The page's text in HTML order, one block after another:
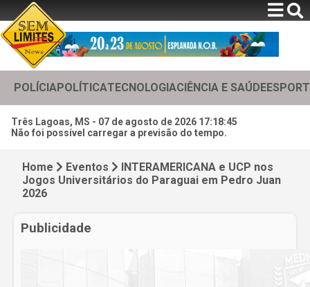
POLÍCIAPOLÍTICATECNOLOGIACIÊNCIA E SAÚDE
Três Lagoas, MS - 07 de agosto de 2026 17:18:47
Não foi possível carregar a previsão do tempo.
Home Eventos
INTERAMERICANA e UCP nos
Jogos Universitários do Paraguai em Pedro Juan
2026
Publicidade